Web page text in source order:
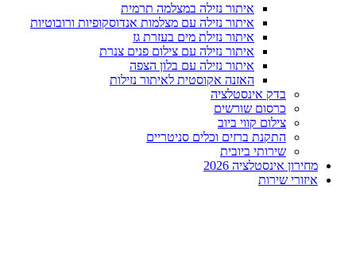
איתור נזילה במצלמה תרמית
איתור נזילה עם מצלמות אנדוסקופיות ורובוטיות
איתור נזילת מים בעזרת גז
איתור נזילה עם צילום פנים צנרת
איתור נזילה עם בלון הצפה
האזנה אקוסטית לאיתור נזילות
בדק אינסטלציה
כרסום שורשים
צילום קווי ביוב
התקנת ברזים וכלים סניטריים
שירותי ביובית
מחירון אינסטלציה 2026
איזורי שירות